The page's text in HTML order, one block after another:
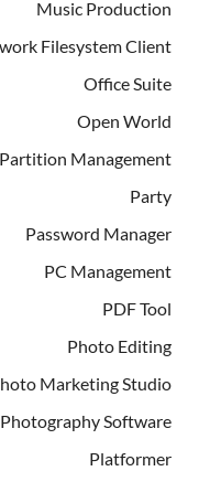
Music Production
Filesystem Client
Office Suite
Open World
Partition Management
Party
Password Manager
PC Management
PDF Tool
Photo Editing
Marketing Studio
Photography Software
Platformer